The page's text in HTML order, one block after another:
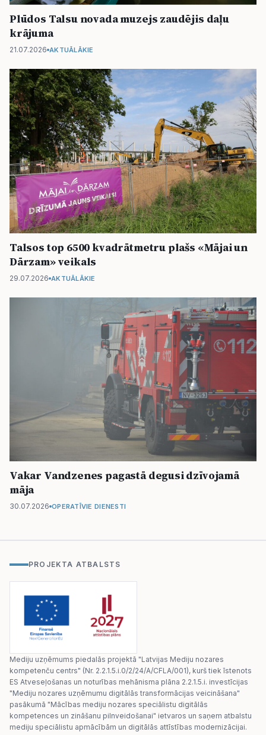
Plūdos Talsu novada muzejs zaudējis daļu
krājuma
21.07.2026 AKTUĀLĀKIE
Talsos top 6500 kvadrātmetru plašs «Mājai un
Dārzam» veikals
29.07.2026 AKTUĀLĀKIE
Vakar Vandzenes pagastā degusi dzīvojamā
māja
30.07.2026 OPERATĪVIE DIENESTI
PROJEKTA ATBALSTS
Mediju uzņēmums piedalās projektā "Latvijas Mediju nozares
kompetenču centrs" (Nr. 2.2.1.5.i.0/2/24/A/CFLA/001), kurš tiek īstenots
ES Atveseļošanas un noturības mehānisma plāna 2.2.1.5.i. investīcijas
"Mediju nozares uzņēmumu digitālās transformācijas veicināšana"
pasākumā "Mācības mediju nozares speciālistu digitālās
kompetences un zināšanu pilnveidošanai" ietvaros un saņem atbalstu
mediju speciālistu apmācībām un digitālās attīstības modernizācijai.